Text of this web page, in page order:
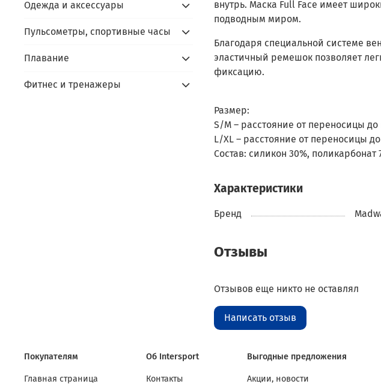
внутрь. Маска Full Face имеет
подводным миром.
Благодаря специальной системе
эластичный ремешок позволяет
фиксацию.
Размер:
S/M – расстояние от переносицы до
L/XL – расстояние от переносицы
Состав: силикон 30%, поликарбонат
Характеристики
Бренд
Отзывы
Отзывов еще никто не оставлял
Написать отзыв
Одежда и аксессуары
Пульсометры, спортивные часы
Плавание
Фитнес и тренажеры
Покупателям
Главная страница
Об Intersport
Контакты
Выгодные предложения
Акции, новости